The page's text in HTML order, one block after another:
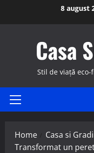
8 august
Casa
Stil de viață
Primary
Home
Casa si
Transformat un